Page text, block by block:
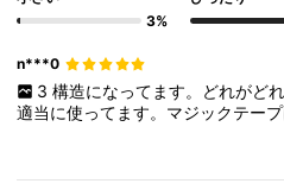
3%
n***0
3 構造になってます。どれがど
適当に使ってます。マジックテー